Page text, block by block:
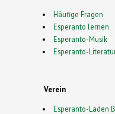
Häufige Fragen
Esperanto lernen
Esperanto-Musik
Esperanto-
Verein
Esperanto-Laden